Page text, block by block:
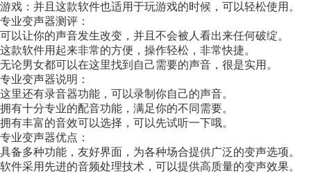
游戏：并且这款软件也适用于玩游戏的时候，可以轻松使用。
专业变声器测评：
可以让你的声音发生改变，并且不会被人看出来任何破绽。
这款软件用起来非常的方便，操作轻松，非常快捷。
无论男女都可以在这里找到自己需要的声音，很是实用。
专业变声器说明：
这里还有录音器功能，可以录制你自己的声音。
拥有十分专业的配音功能，满足你的不同需要。
拥有丰富的音效可以选择，可以先试听一下哦。
专业变声器优点：
具备多种功能，友好界面，为各种场合提供广泛的变声选项。
软件采用先进的音频处理技术，可以提供高质量的变声效果。